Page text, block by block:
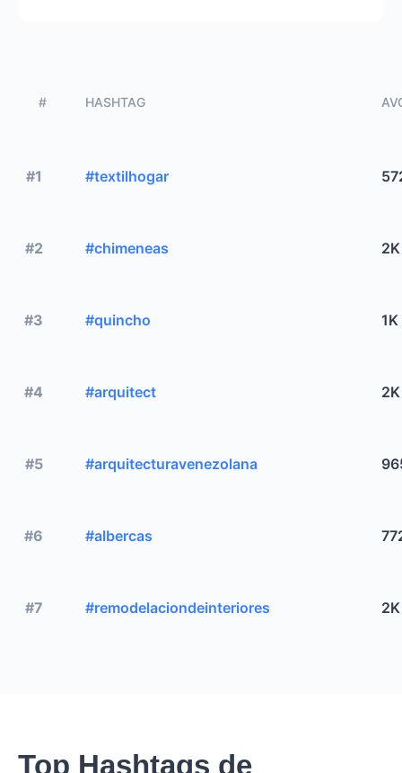
# HASHTAG
#1 #textilhogar
#2 #chimeneas 2K
#3 #quincho 1K
#4 #arquitect 2K
#5 #arquitecturavenezolana
#6 #albercas
#7 #remodelaciondeinteriores 2K
Top Hashtags de